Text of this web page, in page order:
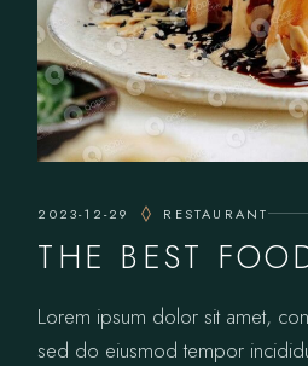
2023-12-29 RESTAURANT
THE BEST
Lorem ipsum dolor sit amet,
sed do eiusmod tempor